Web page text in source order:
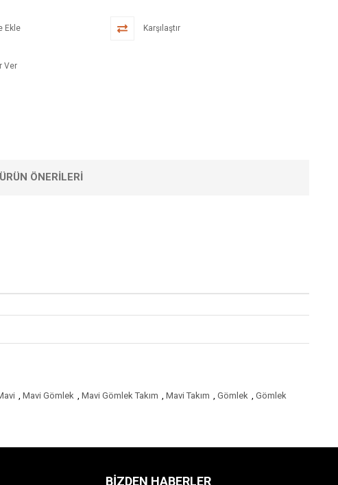
Ekle Karşılaştır
Ver
ÜRÜN ÖNERILERI
Mavi Gömlek Mavi Gömlek Takım Mavi Takım Gömlek
Gömlek
BIZDEN HABERLER